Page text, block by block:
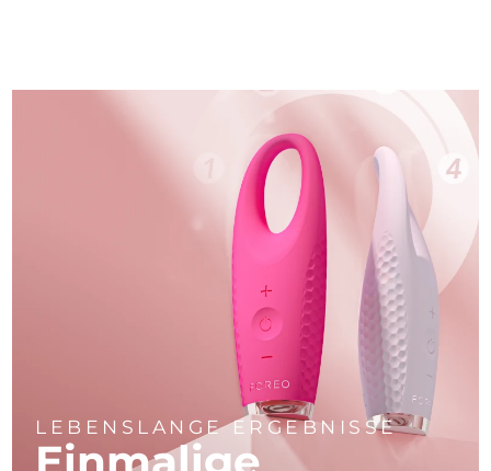
LEBENSLANGE ERGEBNISSE